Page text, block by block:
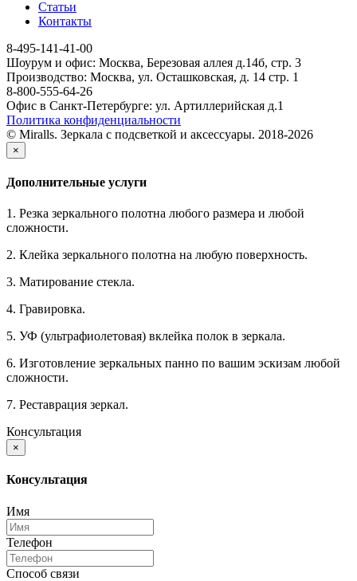
Статьи
Контакты
8-495-141-41-00
Шоурум и офис: Москва, Березовая аллея д.14б, стр. 3
Производство: Москва, ул. Осташковская, д. 14 стр. 1
8-800-555-64-26
Офис в Санкт-Петербурге: ул. Артиллерийская д.1
Политика конфиденциальности
© Miralls. Зеркала с подсветкой и аксессуары. 2018-2026
×
Дополнительные услуги
1. Резка зеркального полотна любого размера и любой
сложности.
2. Клейка зеркального полотна на любую поверхность.
3. Матирование стекла.
4. Гравировка.
5. УФ (ультрафиолетовая) вклейка полок в зеркала.
6. Изготовление зеркальных панно по вашим эскизам любой
сложности.
7. Реставрация зеркал.
Консультация
×
Консультация
Имя
Телефон
Способ связи